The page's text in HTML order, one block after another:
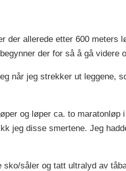
der allerede etter 600 meters
der for så å gå videre
når jeg strekker ut leggene,
og løper ca. to maratonløp
jeg disse smertene. Jeg
såler og tatt ultralyd av